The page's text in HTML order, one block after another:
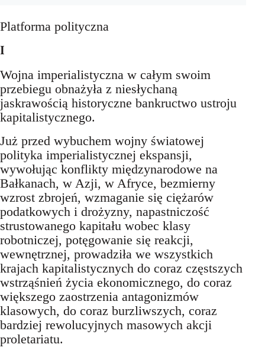
Platforma polityczna
I
Wojna imperialistyczna w całym swoim
przebiegu obnażyła z niesłychaną
jaskrawością historyczne bankructwo ustroju
kapitalistycznego.
Już przed wybuchem wojny światowej
polityka imperialistycznej ekspansji,
wywołując konflikty międzynarodowe na
Bałkanach, w Azji, w Afryce, bezmierny
wzrost zbrojeń, wzmaganie się ciężarów
podatkowych i drożyzny, napastniczość
strustowanego kapitału wobec klasy
robotniczej, potęgowanie się reakcji,
wewnętrznej, prowadziła we wszystkich
krajach kapitalistycznych do coraz częstszych
wstrząśnień życia ekonomicznego, do coraz
większego zaostrzenia antagonizmów
klasowych, do coraz burzliwszych, coraz
bardziej rewolucyjnych masowych akcji
proletariatu.